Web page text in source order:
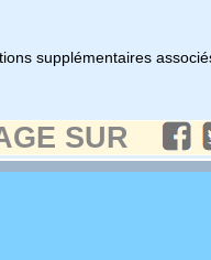
supplémentaires
SUR